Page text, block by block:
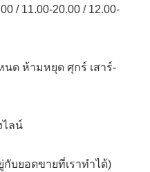
/ 11.00-20.00 / 12.00-
ด ห้ามหยุด ศุกร์ เสาร์-
ไลน์
บยอดขายที่เราทำได้)